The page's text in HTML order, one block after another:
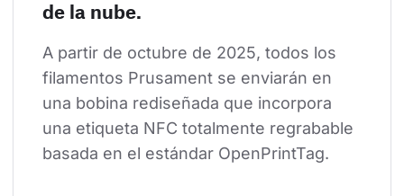
de la nube.
A partir de octubre de 2025, todos los
filamentos Prusament se enviarán en
una bobina rediseñada que incorpora
una etiqueta NFC totalmente regrabable
basada en el estándar OpenPrintTag.